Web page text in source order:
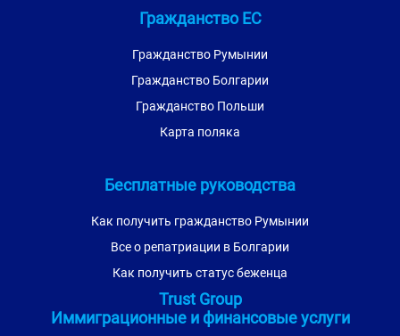
Гражданство ЕС
Гражданство Румынии
Гражданство Болгарии
Гражданство Польши
Карта поляка
Бесплатные руководства
Как получить гражданство Румынии
Все о репатриации в Болгарии
Как получить статус беженца
Trust Group
Иммиграционные и финансовые услуги